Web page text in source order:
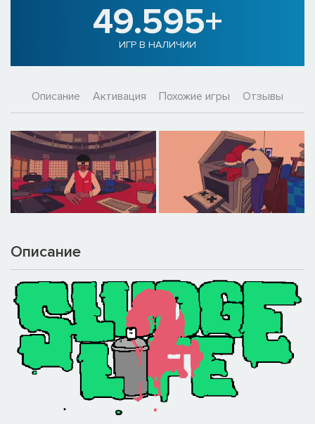
49.595+
ИГР В НАЛИЧИИ
Описание Активация Похожие игры Отзывы
Описание